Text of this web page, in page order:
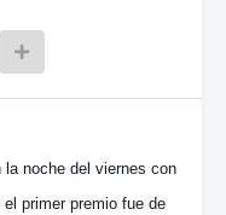
la noche del viernes con
primer premio fue de